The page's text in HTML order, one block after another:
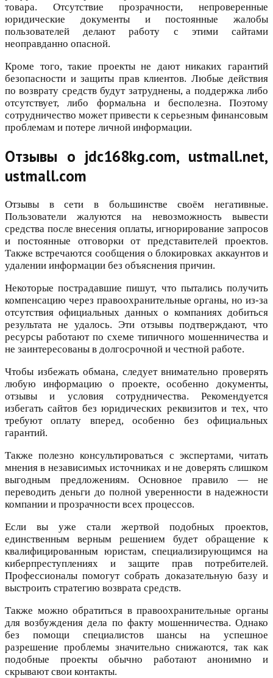
товара. Отсутствие прозрачности, непроверенные
юридические документы и постоянные жалобы
пользователей делают работу с этими сайтами
неоправданно опасной.
Кроме того, такие проекты не дают никаких гарантий
безопасности и защиты прав клиентов. Любые действия
по возврату средств будут затруднены, а поддержка либо
отсутствует, либо формальна и бесполезна. Поэтому
сотрудничество может привести к серьезным финансовым
проблемам и потере личной информации.
Отзывы о jdc168kg.com, ustmall.net,
ustmall.com
Отзывы в сети в большинстве своём негативные.
Пользователи жалуются на невозможность вывести
средства после внесения оплаты, игнорирование запросов
и постоянные отговорки от представителей проектов.
Также встречаются сообщения о блокировках аккаунтов и
удалении информации без объяснения причин.
Некоторые пострадавшие пишут, что пытались получить
компенсацию через правоохранительные органы, но из-за
отсутствия официальных данных о компаниях добиться
результата не удалось. Эти отзывы подтверждают, что
ресурсы работают по схеме типичного мошенничества и
не заинтересованы в долгосрочной и честной работе.
Чтобы избежать обмана, следует внимательно проверять
любую информацию о проекте, особенно документы,
отзывы и условия сотрудничества. Рекомендуется
избегать сайтов без юридических реквизитов и тех, что
требуют оплату вперед, особенно без официальных
гарантий.
Также полезно консультироваться с экспертами, читать
мнения в независимых источниках и не доверять слишком
выгодным предложениям. Основное правило — не
переводить деньги до полной уверенности в надежности
компании и прозрачности всех процессов.
Если вы уже стали жертвой подобных проектов,
единственным верным решением будет обращение к
квалифицированным юристам, специализирующимся на
киберпреступлениях и защите прав потребителей.
Профессионалы помогут собрать доказательную базу и
выстроить стратегию возврата средств.
Также можно обратиться в правоохранительные органы
для возбуждения дела по факту мошенничества. Однако
без помощи специалистов шансы на успешное
разрешение проблемы значительно снижаются, так как
подобные проекты обычно работают анонимно и
скрывают свои контакты.